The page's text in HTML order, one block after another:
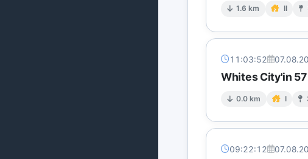
1.6 km II
11:03:52
Whites City'in
0.0 km I
09:22:12